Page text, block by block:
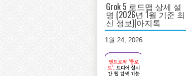
Grok 5 로드맵 상세 설
명 (2026년 1월 기준 최
신 정보)|아지톡
1월 24, 2026